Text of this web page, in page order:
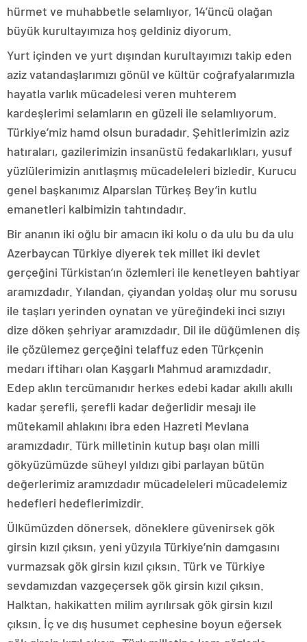
hürmet ve muhabbetle selamlıyor, 14’üncü olağan
büyük kurultayımıza hoş geldiniz diyorum.
Yurt içinden ve yurt dışından kurultayımızı takip eden
aziz vatandaşlarımızı gönül ve kültür coğrafyalarımızla
hayatla varlık mücadelesi veren muhterem
kardeşlerimi selamların en güzeli ile selamlıyorum.
Türkiye’miz hamd olsun buradadır. Şehitlerimizin aziz
hatıraları, gazilerimizin insanüstü fedakarlıkları, yusuf
yüzlülerimizin anıtlaşmış mücadeleleri bizledir. Kurucu
genel başkanımız Alparslan Türkeş Bey’in kutlu
emanetleri kalbimizin tahtındadır.
Bir ananın iki oğlu bir amacın iki kolu o da ulu bu da ulu
Azerbaycan Türkiye diyerek tek millet iki devlet
gerçeğini Türkistan’ın özlemleri ile kenetleyen bahtiyar
aramızdadır. Yılandan, çiyandan yoldaş olur mu sorusu
ile taşları yerinden oynatan ve yüreğindeki inci sızıyı
dize döken şehriyar aramızdadır. Dil ile düğümlenen diş
ile çözülemez gerçeğini telaffuz eden Türkçenin
medarı iftiharı olan Kaşgarlı Mahmud aramızdadır.
Edep aklın tercümanıdır herkes edebi kadar akıllı akıllı
kadar şerefli, şerefli kadar değerlidir mesajı ile
mütekamil ahlakını ibra eden Hazreti Mevlana
aramızdadır. Türk milletinin kutup başı olan milli
gökyüzümüzde süheyl yıldızı gibi parlayan bütün
değerlerimiz aramızdadır mücadeleleri mücadelemiz
hedefleri hedeflerimizdir.
Ülkümüzden dönersek, döneklere güvenirsek gök
girsin kızıl çıksın, yeni yüzyıla Türkiye’nin damgasını
vurmazsak gök girsin kızıl çıksın. Türk ve Türkiye
sevdamızdan vazgeçersek gök girsin kızıl çıksın.
Halktan, hakikatten milim ayrılırsak gök girsin kızıl
çıksın. İç ve dış husumet cephesine boyun eğersek